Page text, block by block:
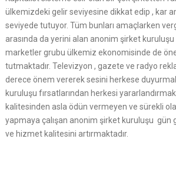
ülkemizdeki gelir seviyesine dikkat edip , kar
seviyede tutuyor. Tüm bunları amaçlarken
arasında da yerini alan anonim şirket kuruluşu
marketler grubu ülkemiz ekonomisinde de
tutmaktadır. Televizyon , gazete ve radyo
derece önem vererek sesini herkese
kuruluşu fırsatlarından herkesi
kalitesinden asla ödün vermeyen ve sürekli
yapmaya çalışan anonim şirket kuruluşu gün
ve hizmet kalitesini artırmaktadır.